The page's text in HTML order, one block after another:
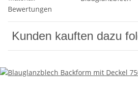
Bewertungen
Kunden kauften dazu